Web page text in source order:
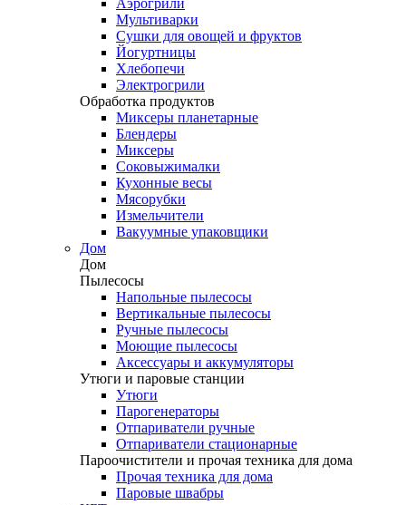
Аэрогрили
Мультиварки
Сушки для овощей и фруктов
Йогуртницы
Хлебопечи
Электрогрили
Обработка продуктов
Миксеры планетарные
Блендеры
Миксеры
Соковыжималки
Кухонные весы
Мясорубки
Измельчители
Вакуумные упаковщики
Дом
Дом
Пылесосы
Напольные пылесосы
Вертикальные пылесосы
Ручные пылесосы
Моющие пылесосы
Аксессуары и аккумуляторы
Утюги и паровые станции
Утюги
Парогенераторы
Отпариватели ручные
Отпариватели стационарные
Пароочистители и прочая техника для дома
Прочая техника для дома
Паровые швабры